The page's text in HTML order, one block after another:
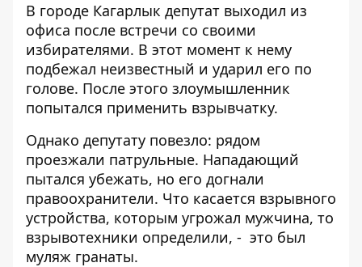
В городе Кагарлык депутат выходил из
офиса после встречи со своими
избирателями. В этот момент к нему
подбежал неизвестный и ударил его по
голове. После этого злоумышленник
попытался применить взрывчатку.
Однако депутату повезло: рядом
проезжали патрульные. Нападающий
пытался убежать, но его догнали
правоохранители. Что касается взрывного
устройства, которым угрожал мужчина, то
взрывотехники определили, - это был
муляж гранаты.